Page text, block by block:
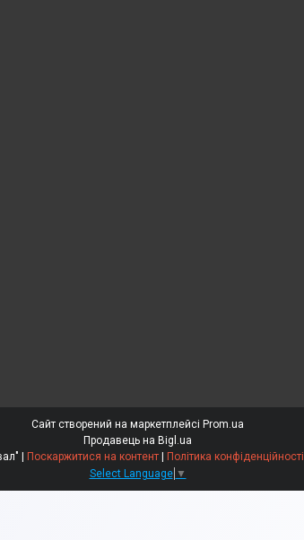
Сайт створений на маркетплейсі Prom.ua
Продавець на Bigl.ua
Поскаржитися на контент
Політика конфіденційності
Select Language ▼